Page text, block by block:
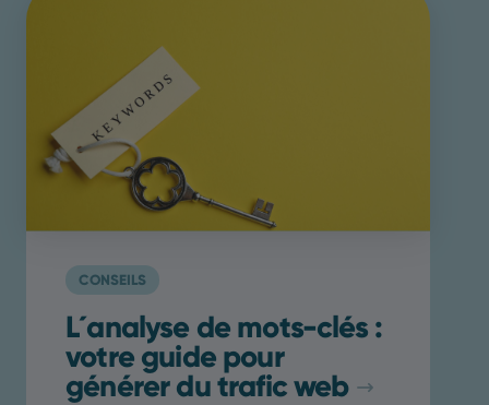
CONSEILS
L´analyse de mots-clés :
votre guide pour
générer du trafic web